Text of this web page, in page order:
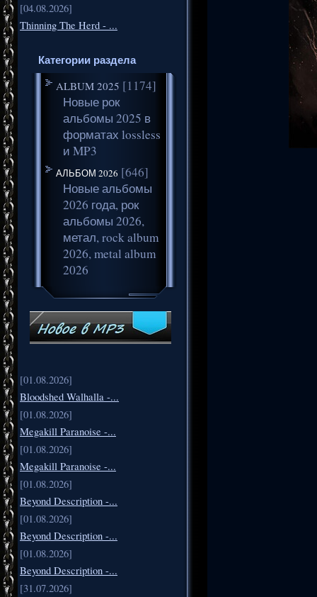
[04.08.2026]
Thinning The Herd - ...
Категории раздела
ALBUM 2025 [1174]
Новые рок
альбомы 2025 в
форматах lossless
и MP3
АЛЬБОМ 2026 [646]
Новые альбомы
2026 года, рок
альбомы 2026,
метал, rock album
2026, metal album
2026
[01.08.2026]
Bloodshed Walhalla -...
[01.08.2026]
Megakill Paranoise -...
[01.08.2026]
Megakill Paranoise -...
[01.08.2026]
Beyond Description -...
[01.08.2026]
Beyond Description -...
[01.08.2026]
Beyond Description -...
[31.07.2026]